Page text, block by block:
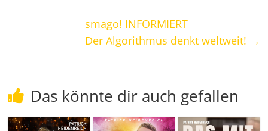
smago! INFORMIERT
Der Algorithmus denkt weltweit! →
Das könnte dir auch gefallen